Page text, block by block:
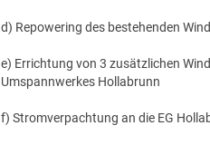
d) Repowering des bestehenden
e) Errichtung von 3 zusätzlichen
Umspannwerkes Hollabrunn
f) Stromverpachtung an die EG